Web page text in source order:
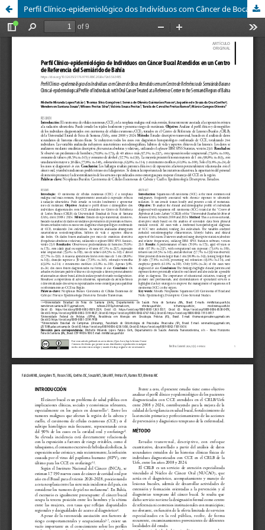
Perfil Clínico-epidemiológico dos Indivíduos com Câncer de Boca Atendidos em um Centro de Referência do Semiárido Baiano